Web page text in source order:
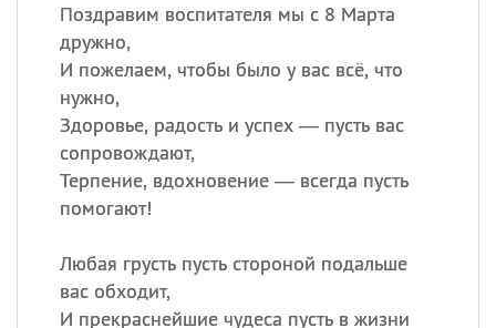
Поздравим воспитателя мы с 8 Марта
дружно,
И пожелаем, чтобы было у вас всё, что
нужно,
Здоровье, радость и успех — пусть вас
сопровождают,
Терпение, вдохновение — всегда пусть
помогают!
Любая грусть пусть стороной подальше
вас обходит,
И прекраснейшие чудеса пусть в жизни
12.08 День
(День ВВС) РФ
ИМЕНА
Сегодня празднуют именины
Еще